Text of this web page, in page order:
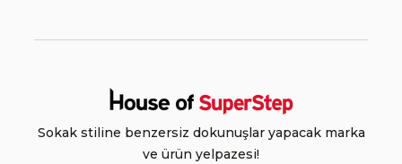
Sokak stiline benzersiz dokunuşlar yapacak marka
ve ürün yelpazesi!